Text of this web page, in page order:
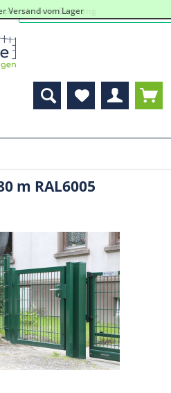
Versand vom Lager
Beratung
m RAL6005